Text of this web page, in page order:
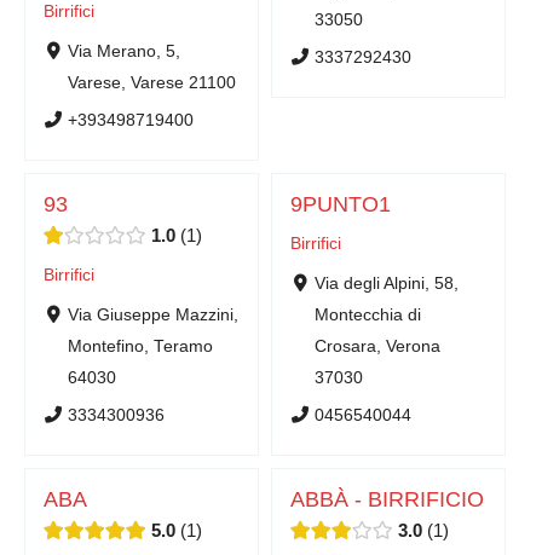
Birrifici
Via Merano, 5,
Varese, Varese 21100
+393498719400
33050
3337292430
93
1.0 1
Birrifici
Via Giuseppe Mazzini,
Montefino, Teramo
64030
3334300936
9PUNTO1
Birrifici
Via degli Alpini, 58,
Montecchia di
Crosara, Verona
37030
0456540044
ABA
5.0 1
ABBÀ - BIRRIFICIO
3.0 1